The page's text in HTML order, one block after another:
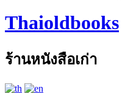
Thaioldbooks
ร้านหนังสือเก่า